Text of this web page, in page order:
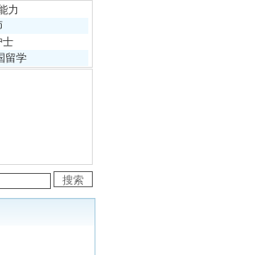
力
士
留学